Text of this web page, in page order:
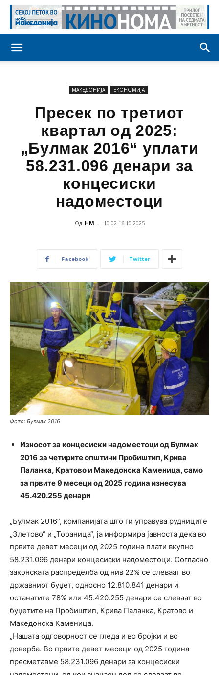
МАКЕДОНИЈА ЕКОНОМИЈА
Пресек по третиот
квартал од 2025:
„Булмак 2016“ уплати
58.231.096 денари за
концесиски
надоместоци
Од НМ - 10:02 16.10.2025
Facebook Twitter
Фото: Булмак 2016
Износот за концесиски надоместоци од Булмак
2016 за четирите општини Пробиштип, Крива
Паланка, Кратово и Македонска Каменица, само
за првите 9 месеци од 2025 година изнесува
45.420.255 денари
„Булмак 2016“, компанијата што ги управува рудниците
„Злетово“ и „Тораница“, ја информира јавноста дека во
првите девет месеци од 2025 година плати вкупно
58.231.096 денари концесиски надоместоци. Согласно
законската распределба од нив 22% се слеваат во
државниот буџет, односно 12.810.841 денари и
останатите 78% или 45.420.255 денари се слеваат во
буџетите на Пробиштип, Крива Паланка, Кратово и
Македонска Каменица.
„Нашата одговорност се гледа и во бројки и во
доверба. Во првите девет месеци од 2025 година
пресметавме 58.231.096 денари за концесиски